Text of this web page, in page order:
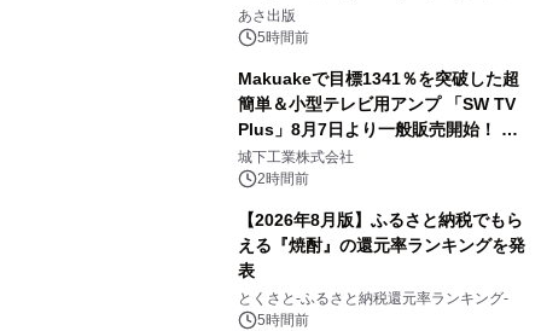
養としての蕎麦』2026年8月25日
（火）発売
あさ出版
5時間前
Makuakeで目標1341％を突破した超
簡単＆小型テレビ用アンプ 「SW TV
Plus」8月7日より一般販売開始！ ケ
ーブル1本つなぐだけ、テレビの音が
ぐっと豊かに
城下工業株式会社
2時間前
【2026年8月版】ふるさと納税でもら
える『焼酎』の還元率ランキングを発
表
とくさと-ふるさと納税還元率ランキング-
5時間前